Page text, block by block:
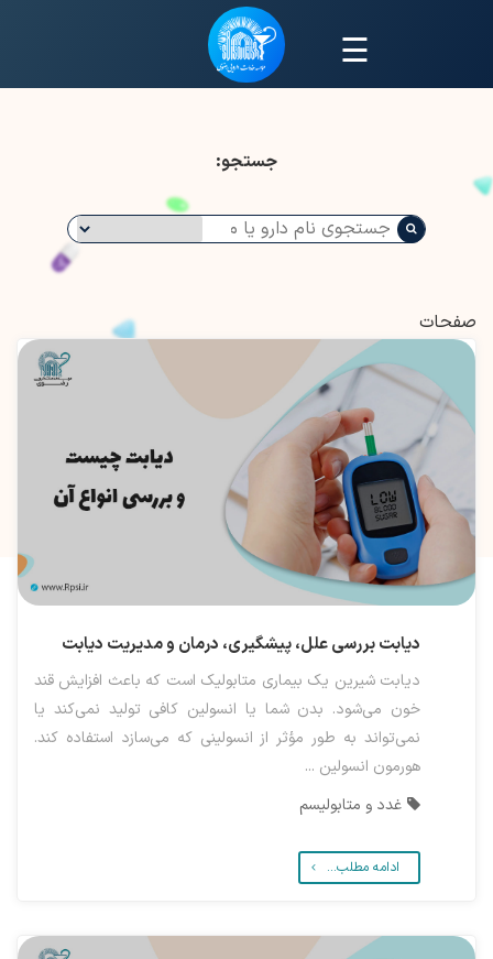
☰
جستجو:
صفحات
دیابت بررسی علل، پیشگیری، درمان و مدیریت دیابت
دیابت شیرین یک بیماری متابولیک است که باعث افزایش قند
خون می‌شود. بدن شما یا انسولین کافی تولید نمی‌کند یا
نمی‌تواند به طور مؤثر از انسولینی که می‌سازد استفاده کند.
هورمون انسولین ...
غدد و متابولیسم
ادامه مطلب...